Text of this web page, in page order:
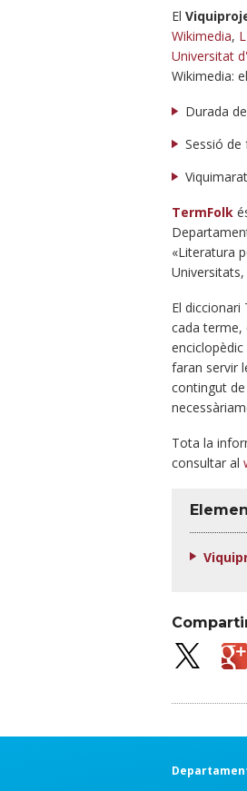
El
Wikimedia,
Universitat
Wikimedia: el
Durada
Sessió de
TermFolk
«Literatura
Universitats,
El
cada terme,
faran servir
contingut
Tota la
consultar al